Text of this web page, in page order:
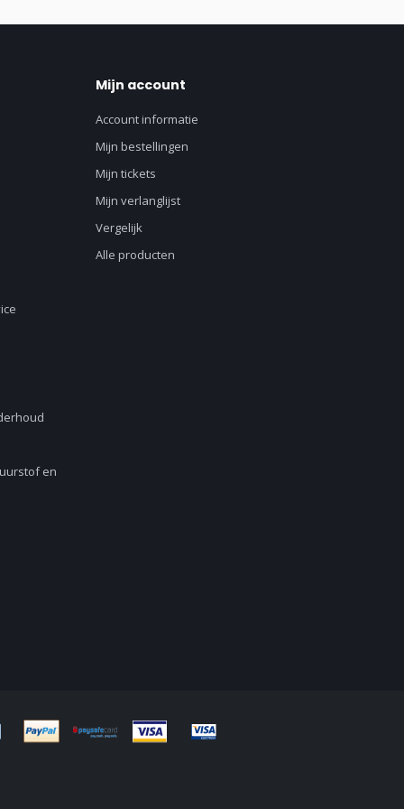
en
Mijn account
Account informatie
Mijn bestellingen
Mijn tickets
Mijn verlanglijst
Vergelijk
Alle producten